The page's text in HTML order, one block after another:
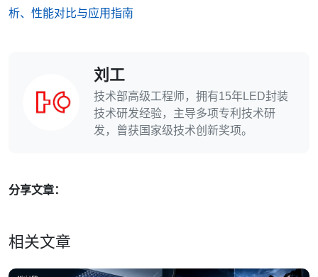
析、性能对比与应用指南
刘工
技术部高级工程师，拥有15年LED封装
技术研发经验，主导多项专利技术研
发，曾获国家级技术创新奖项。
分享文章：
相关文章